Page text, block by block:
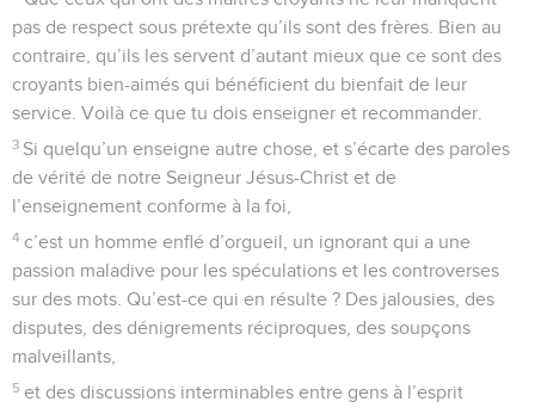
pas de respect sous prétexte qu’ils sont des frères. Bien au
contraire, qu’ils les servent d’autant mieux que ce sont des
croyants bien-aimés qui bénéficient du bienfait de leur
service. Voilà ce que tu dois enseigner et recommander.
3 Si quelqu’un enseigne autre chose, et s’écarte des paroles
de vérité de notre Seigneur Jésus-Christ et de
l’enseignement conforme à la foi,
4 c’est un homme enflé d’orgueil, un ignorant qui a une
passion maladive pour les spéculations et les controverses
sur des mots. Qu’est-ce qui en résulte ? Des jalousies, des
disputes, des dénigrements réciproques, des soupçons
malveillants,
5 et des discussions interminables entre gens à l’esprit